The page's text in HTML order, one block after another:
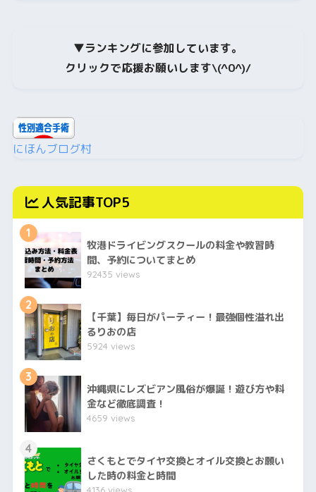
▼ランキングに参加しています。
クリックで応援お願いします\(^0^)/
にほんブログ村
人気記事TOP5
1
牧港ドライビングスクールの料金や教習時
間、予約についてまとめ
92435 views
2
【千葉】毎日がパーティー！最強個性溢れ出
るりおの店
5924 views
3
沖縄県にレズビアン風俗が爆誕！遊び方や料
金など徹底調査！
4659 views
4
さくもとでタイヤ交換とオイル交換とお願い
した時の料金と時間